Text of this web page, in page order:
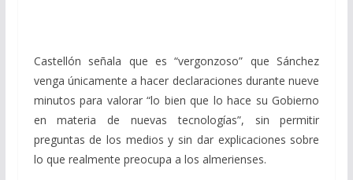
Castellón señala que es “vergonzoso” que Sánchez
venga únicamente a hacer declaraciones durante nueve
minutos para valorar “lo bien que lo hace su Gobierno
en materia de nuevas tecnologías”, sin permitir
preguntas de los medios y sin dar explicaciones sobre
lo que realmente preocupa a los almerienses.